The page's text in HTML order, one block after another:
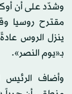
وشدّد على أن
مقترح روسيا
ينزل الروس
بـ«يوم النصر».
وأضاف